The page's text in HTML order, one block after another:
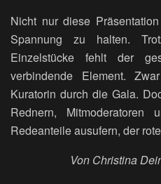
Nicht nur diese
Spannung zu halten.
Einzelstücke fehlt der
verbindende Element.
Kuratorin durch die Gala.
Rednern,
Redeanteile ausufern, der
Von Christina